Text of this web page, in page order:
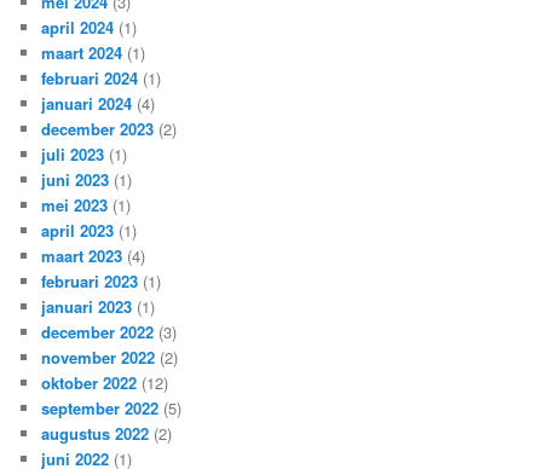
april 2024 (1)
maart 2024 (1)
februari 2024 (1)
januari 2024 (4)
december 2023 (2)
juli 2023 (1)
juni 2023 (1)
mei 2023 (1)
april 2023 (1)
maart 2023 (4)
februari 2023 (1)
januari 2023 (1)
december 2022 (3)
november 2022 (2)
oktober 2022 (12)
september 2022 (5)
augustus 2022 (2)
juni 2022 (1)